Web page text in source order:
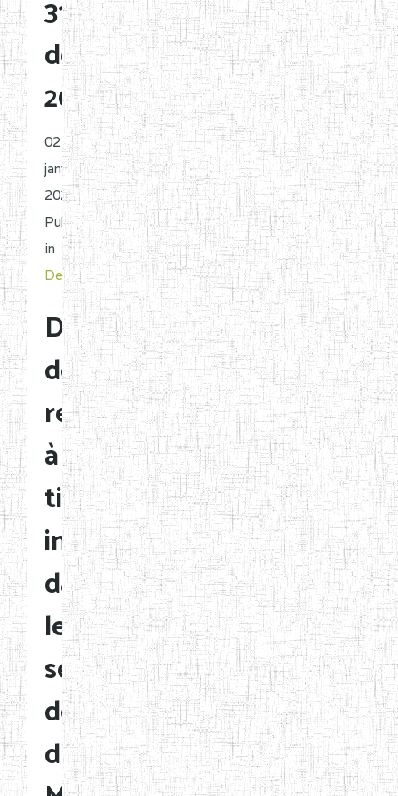
31
décembre
2025
02
janvier
2026 |
Published
in
Decisions
Désignation
de
responsables
à
titre
intérimaire
dans
les
services
déconcentrés
du